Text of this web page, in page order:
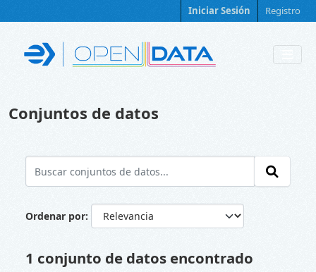
Iniciar Sesión Registro
Conjuntos de datos
Ordenar por
1 conjunto de datos encontrado